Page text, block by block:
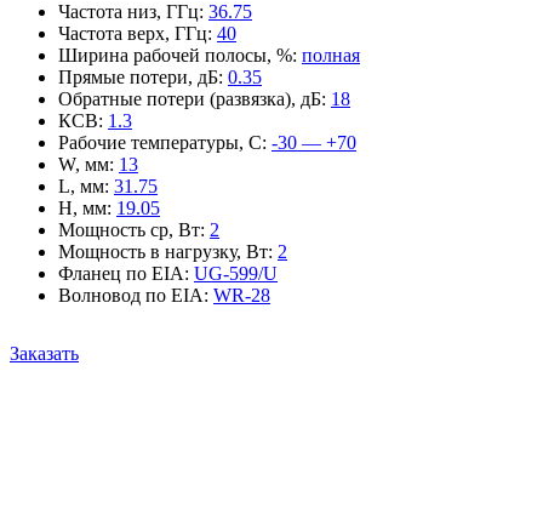
Частота низ, ГГц: 36.75
Частота верх, ГГц: 40
Ширина рабочей полосы, %: полная
Прямые потери, дБ: 0.35
Обратные потери (развязка), дБ: 18
КСВ: 1.3
Рабочие температуры, С: -30 — +70
W, мм: 13
L, мм: 31.75
H, мм: 19.05
Мощность ср, Вт: 2
Мощность в нагрузку, Вт: 2
Фланец по EIA: UG-599/U
Волновод по EIA: WR-28
Заказать